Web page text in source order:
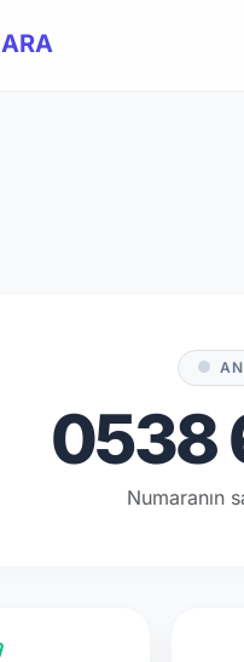
ARA
0538
Numaranın